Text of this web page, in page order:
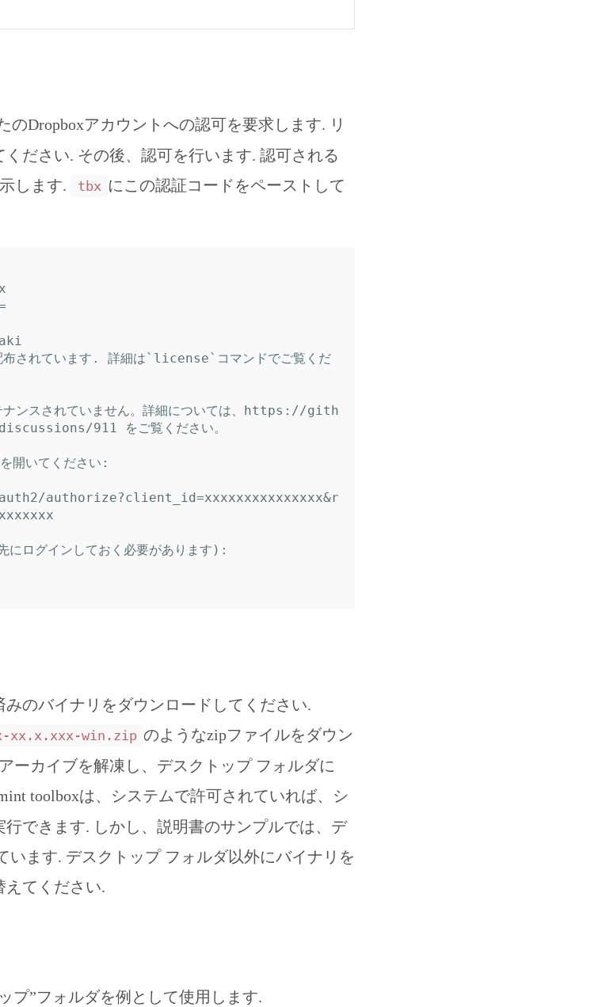
のDropboxアカウントへの認可を要求します. リ
ださい. その後、認可を行います. 認可される
します.
tbx にこの認証コードをペーストして
布されています. 詳細は`license`コマンドでご覧くだ
ナンスされていません。詳細については、https://gith
911 をご覧ください。
開いてください:
authorize?client_id=xxxxxxxxxxxxxxx&r
グインしておく必要があります):
みのバイナリをダウンロードしてください.
xx.x.xxx-win.zip のようなzipファイルをダウン
ーカイブを解凍し、デスクトップ フォルダに
toolboxは、システムで許可されていれば、シ
できます. しかし、説明書のサンプルでは、デ
います. デスクトップ フォルダ以外にバイナリを
えてください.
プ”フォルダを例として使用します.